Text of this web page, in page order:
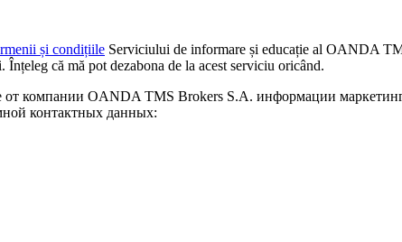
și condițiile Serviciului de informare și educație al OANDA
că mă pot dezabona de la acest serviciu oricând.
от компании OANDA TMS Brokers S.A. информации
контактных данных: